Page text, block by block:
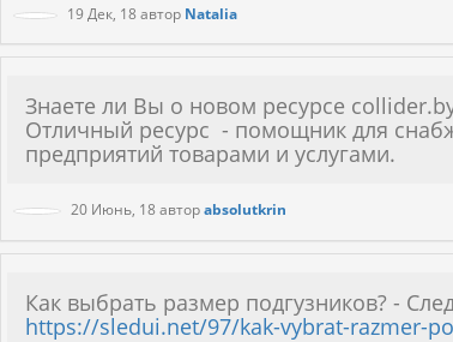
19 Дек, 18 автор Natalia
Знаете ли Вы о новом ресурсе
Отличный ресурс - помощник для
предприятий товарами и услугами.
20 Июнь, 18 авторabsolutkrin
Как выбрать размер подгузников? -
https://sledui.net/97/kak-vybrat-razmer-